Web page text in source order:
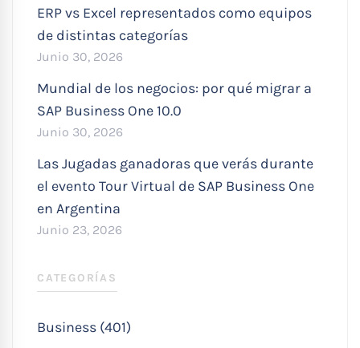
ERP vs Excel representados como equipos
de distintas categorías
Junio 30, 2026
Mundial de los negocios: por qué migrar a
SAP Business One 10.0
Junio 30, 2026
Las Jugadas ganadoras que verás durante
el evento Tour Virtual de SAP Business One
en Argentina
Junio 23, 2026
CATEGORÍAS
Business (401)